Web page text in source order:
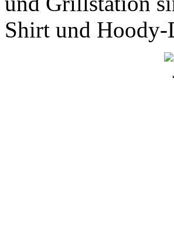
Shirt und Hoody-